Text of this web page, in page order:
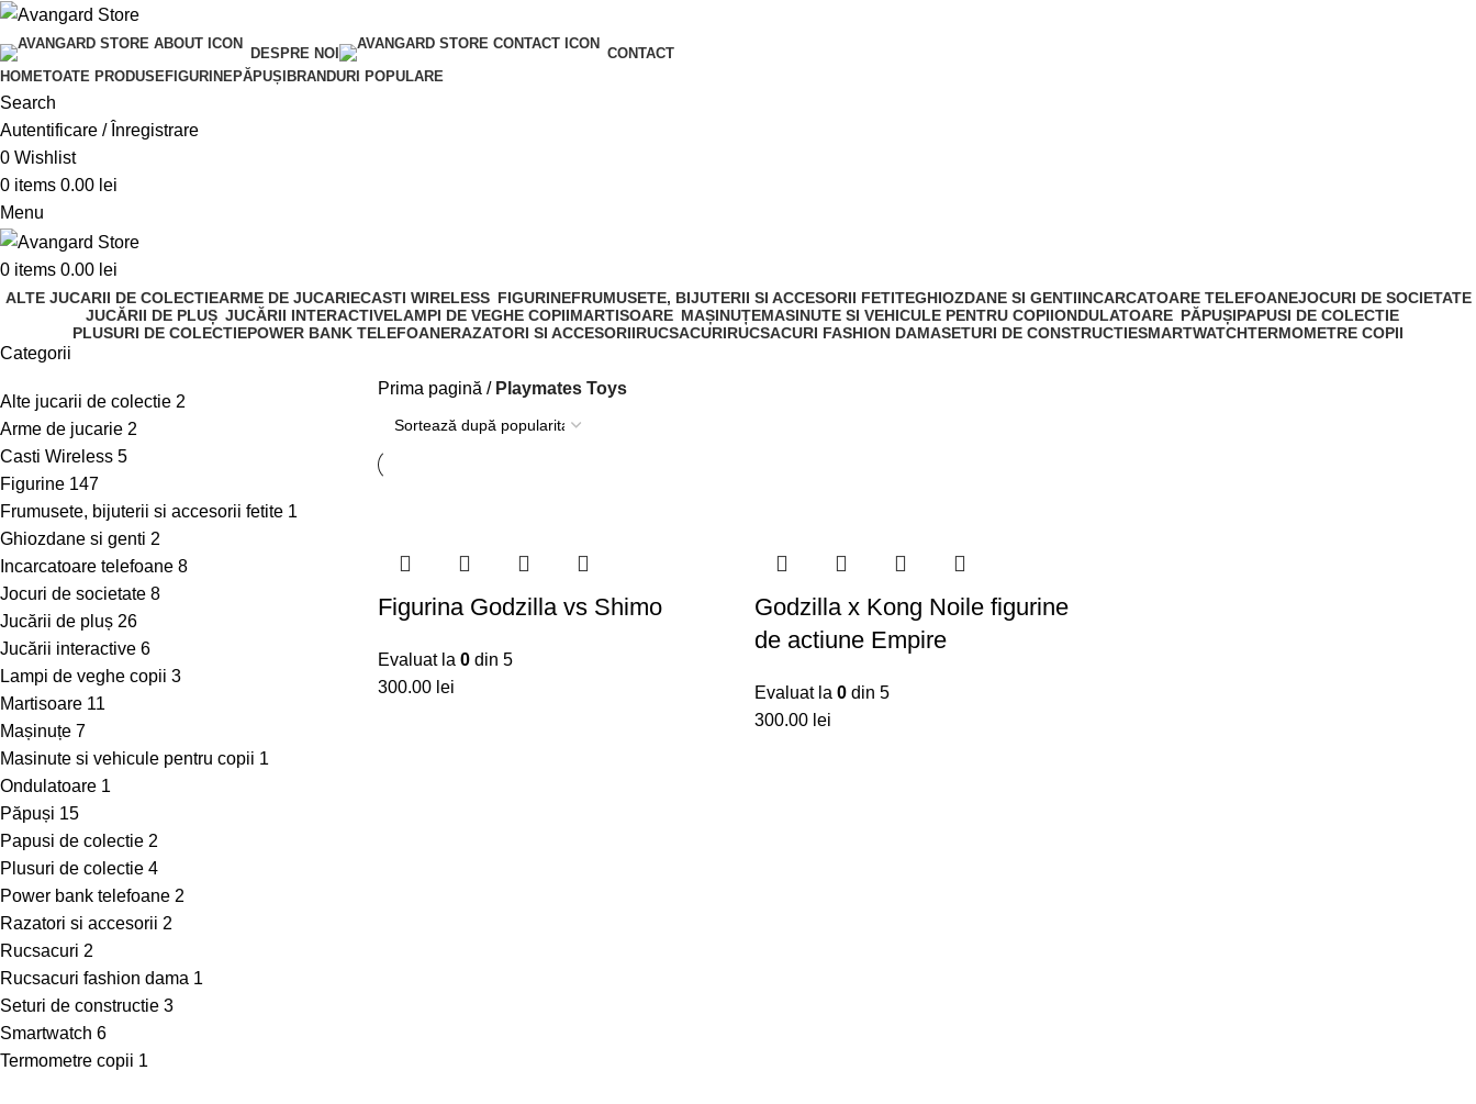
DESPRE NOI
CONTACT
HOMETOATE PRODUSEFIGURINEPĂPUȘI BRANDURI POPULARE
Search
Autentificare / Înregistrare
0 Wishlist
0 items 0.00 lei
Menu
0 items 0.00 lei
ALTE JUCARII DE COLECTIEARME DE JUCARIECASTI WIRELESS FIGURINEFRUMUSETE, BIJUTERII SI ACCESORII FETITEGHIOZDANE SI GENTIINCARCATOARE TELEFOANEJOCURI DE SOCIETATE
JUCĂRII DE PLUȘ JUCĂRII INTERACTIVELAMPI DE VEGHE COPIIMARTISOARE MAȘINUȚEMASINUTE SI VEHICULE PENTRU COPIIONDULATOARE PĂPUȘIPAPUSI DE COLECTIE
PLUSURI DE COLECTIEPOWER BANK TELEFOANERAZATORI SI ACCESORIIRUCSACURIRUCSACURI FASHION DAMASETURI DE CONSTRUCTIESMARTWATCHTERMOMETRE COPII
Categorii
Alte jucarii de colectie 2
Arme de jucarie 2
Casti Wireless 5
Figurine 147
Frumusete, bijuterii si accesorii fetite 1
Ghiozdane si genti 2
Incarcatoare telefoane 8
Jocuri de societate 8
Jucării de pluș 26
Jucării interactive 6
Lampi de veghe copii 3
Martisoare 11
Mașinuțe 7
Masinute si vehicule pentru copii 1
Ondulatoare 1
Păpuși 15
Papusi de colectie 2
Plusuri de colectie 4
Power bank telefoane 2
Razatori si accesorii 2
Rucsacuri 2
Rucsacuri fashion dama 1
Seturi de constructie 3
Smartwatch 6
Termometre copii 1
Prima pagină Playmates Toys
Figurina Godzilla vs Shimo
Evaluat la 0din 5
300.00 lei
Godzilla x Kong Noile figurine
de actiune Empire
Evaluat la 0 din 5
300.00 lei